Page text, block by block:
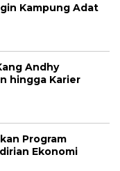
Kampung Adat
Andhy
hingga Karier
Program
Ekonomi